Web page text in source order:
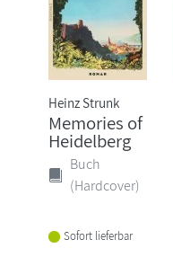
Heinz Strunk
Memories of
Heidelberg
Buch
(Hardcover)
Sofort lieferbar